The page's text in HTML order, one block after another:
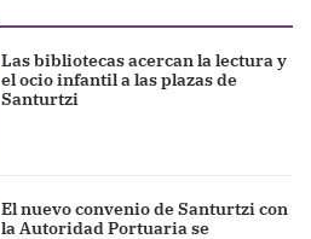
Las bibliotecas acercan la lectura y
el ocio infantil a las plazas de
Santurtzi
El nuevo convenio de Santurtzi con
la Autoridad Portuaria se